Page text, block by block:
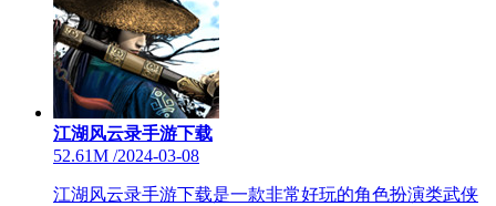
江湖风云录手游下载
52.61M /2024-03-08
江湖风云录手游下载是一款非常好玩的角色扮演类武侠